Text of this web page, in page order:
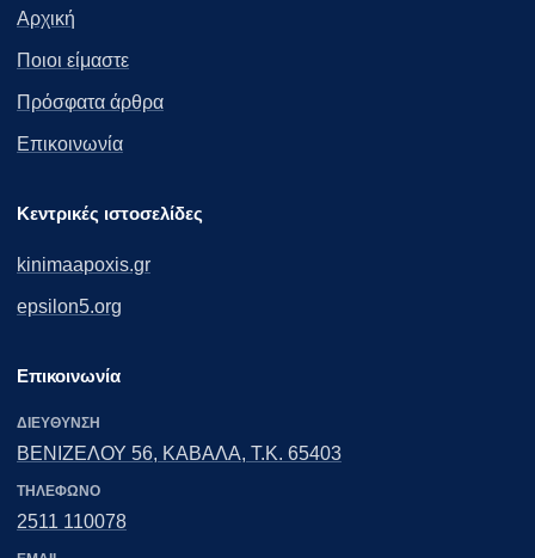
Αρχική
Ποιοι είμαστε
Πρόσφατα άρθρα
Επικοινωνία
Κεντρικές ιστοσελίδες
kinimaapoxis.gr
epsilon5.org
Επικοινωνία
ΔΙΕΎΘΥΝΣΗ
ΒΕΝΙΖΕΛΟΥ 56, ΚΑΒΑΛΑ, Τ.Κ. 65403
ΤΗΛΈΦΩΝΟ
2511 110078